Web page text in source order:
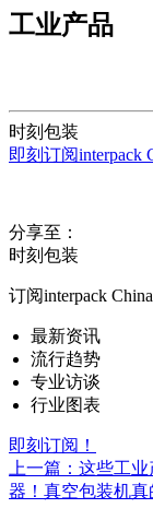
工业产品
时刻包装
即刻订阅interpack
分享至：
时刻包装
订阅interpack
最新资讯
流行趋势
专业访谈
行业图表
即刻订阅！
上一篇：这些工
器！真空包装机真